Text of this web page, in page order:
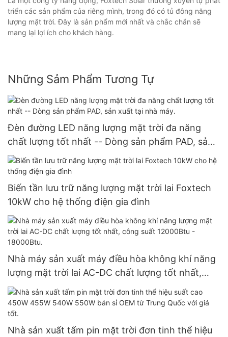
triển các sản phẩm của riêng mình, trong đó có tủ đông năng
lượng mặt trời. Đây là sản phẩm mới nhất và chắc chắn sẽ
mang lại lợi ích cho khách hàng.
Những Sảm Phẩm Tương Tự
Đèn đường LED năng lượng mặt trời đa năng
chất lượng tốt nhất -- Dòng sản phẩm PAD, sản
xuất tại nhà máy.
Biến tần lưu trữ năng lượng mặt trời lai Foxtech
10kW cho hệ thống điện gia đình
Nhà máy sản xuất máy điều hòa không khí năng
lượng mặt trời lai AC-DC chất lượng tốt nhất,
công suất 12000Btu - 18000Btu.
Nhà sản xuất tấm pin mặt trời đơn tinh thể hiệu